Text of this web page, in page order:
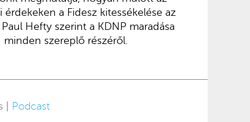
a Fidesz kitessékelése az
Hefty szerint a KDNP maradása
szereplő részéről.
| Podcast